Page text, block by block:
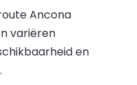
Ancona
variëren
en